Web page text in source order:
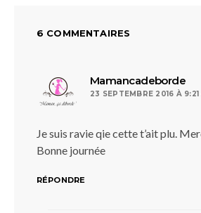
6 COMMENTAIRES
Mamancadeborde
23 SEPTEMBRE 2016 À 9:21
Je suis ravie qie cette t’ait plu.
Bonne journée
RÉPONDRE